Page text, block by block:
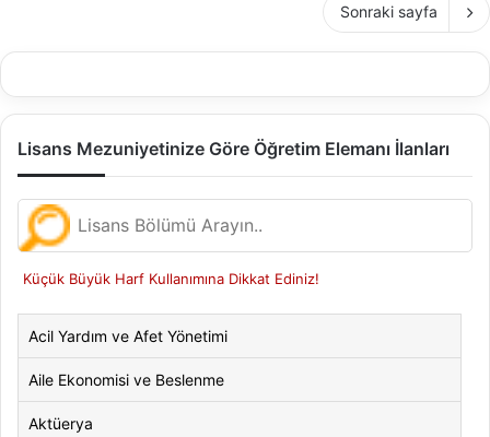
Sonraki sayfa
Lisans Mezuniyetinize Göre Öğretim Elemanı İlanları
Küçük Büyük Harf Kullanımına Dikkat Ediniz!
Acil Yardım ve Afet Yönetimi
Aile Ekonomisi ve Beslenme
Aktüerya